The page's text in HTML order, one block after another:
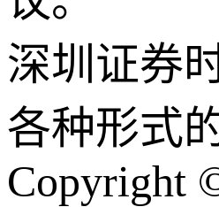
深圳证券
各种形式
Copyright